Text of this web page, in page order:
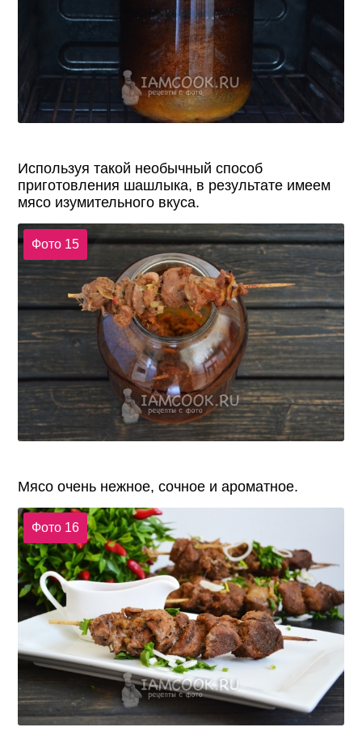
Используя такой необычный способ
приготовления шашлыка, в результате имеем
мясо изумительного вкуса.
Фото 15
Мясо очень нежное, сочное и ароматное.
Фото 16